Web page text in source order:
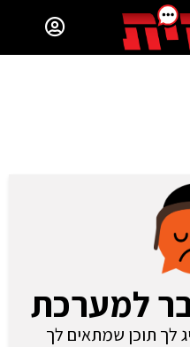
למערכת
לך תוכן שמתאים לך